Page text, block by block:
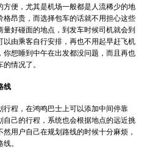
便，尤其是机场一般都是人流稀少的地
昂贵，而选择包车的话就不用担心这些
好碰面的地点，到发车时候司机就会到
由乘客自行安排，再也不用起早赶飞机
想睡到中午在出发都没问题，而且再也
情况了。
线
程，在鸿鸣巴士上可以添加中间停靠
己的行程，系统也会根据地点的远近挑
用户自己在规划路线的时候十分麻烦，
。